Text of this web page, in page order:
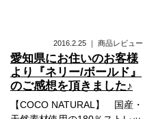
2016.2.25 ｜ 商品レビュー
愛知県にお住いのお客様
より『ネリー/ボールド』
のご感想を頂きました♪
【COCO NATURAL】 国産・